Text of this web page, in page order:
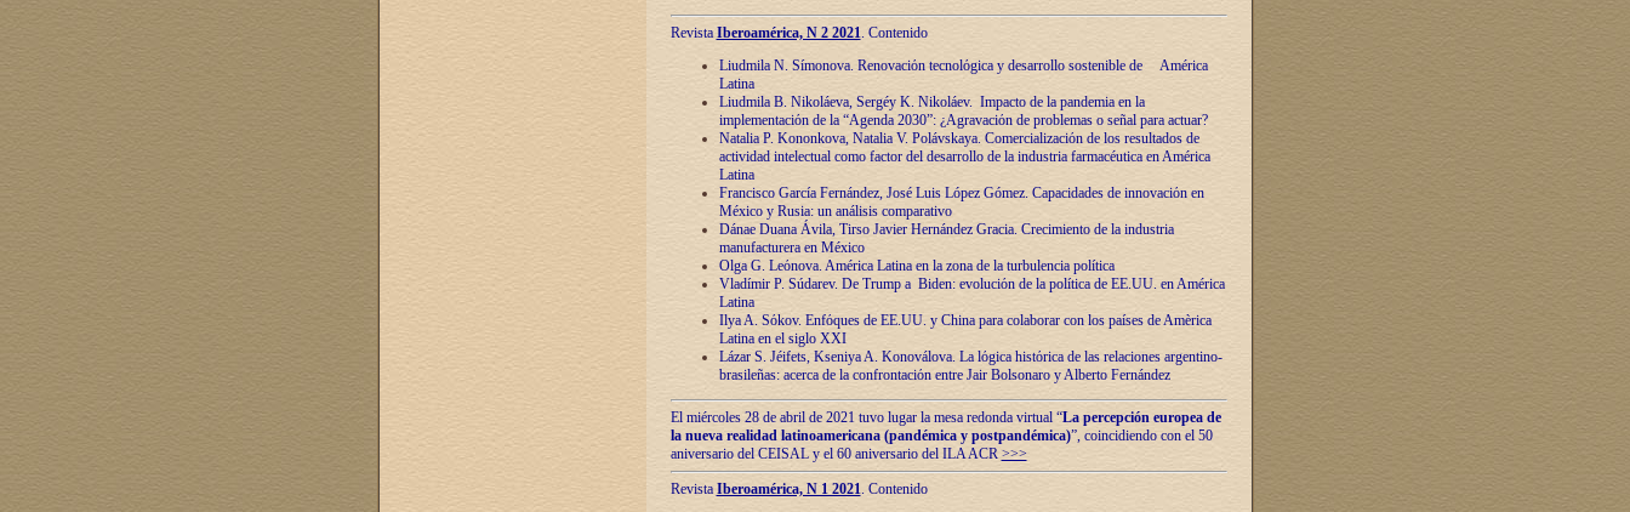
RevistaIberoamérica, N 2 2021. Contenido
Liudmila N. Símonova. Renovaciόn tecnolόgica y desarrollo sostenible de América
Latina
Liudmila B. Nikoláeva, Sergéy K. Nikoláev. Impacto de la pandemia en la
implementaciόn de la “Agenda 2030”: ¿Agravaciόn de problemas o señal para actuar?
Natalia P. Kononkova, Natalia V. Polávskaya. Comercializaciόn de los resultados de
actividad intelectual como factor del desarrollo de la industria farmacéutica en América
Latina
Francisco García Fernández, José Luis López Gómez. Capacidades de innovaciόn en
México y Rusia: un análisis comparativo
Dánae Duana Ávila, Tirso Javier Hernández Gracia. Crecimiento de la industria
manufacturera en México
Olga G. Leόnova. América Latina en la zona de la turbulencia política
Vladímir P. Súdarev. De Trump a Biden: evoluciόn de la política de EE.UU. en América
Latina
Ilya A. Sόkov. Enfόques de EE.UU. y China para colaborar con los países de Amèrica
Latina en el siglo XXI
Lázar S. Jéifets, Kseniya A. Konoválova. La lόgica histόrica de las relaciones argentino-
brasileñas: acerca de la confrontaciόn entre Jair Bolsonaro y Alberto Fernández
El miércoles 28 de abril de 2021 tuvo lugar la mesa redonda virtual “La percepción europea de
la nueva realidad latinoamericana (pandémica y postpandémica)”, coincidiendo con el 50
aniversario del CEISAL y el 60 aniversario del ILA ACR >>>
Revista Iberoamérica, N 1 2021. Contenido